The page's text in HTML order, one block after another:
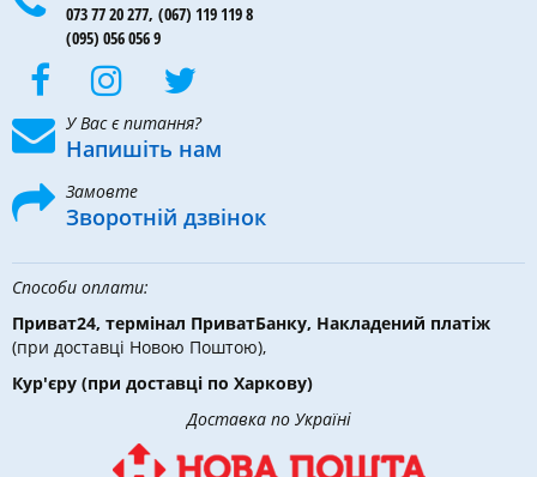
073 77 20 277, (067) 119 119 8
(095) 056 056 9
У Вас є питання?
Напишіть нам
Замовте
Зворотній дзвінок
Способи оплати:
Приват24, термінал ПриватБанку, Накладений платіж
(при доставці Новою Поштою),
Кур'єру (при доставці по Харкову)
Доставка по Україні